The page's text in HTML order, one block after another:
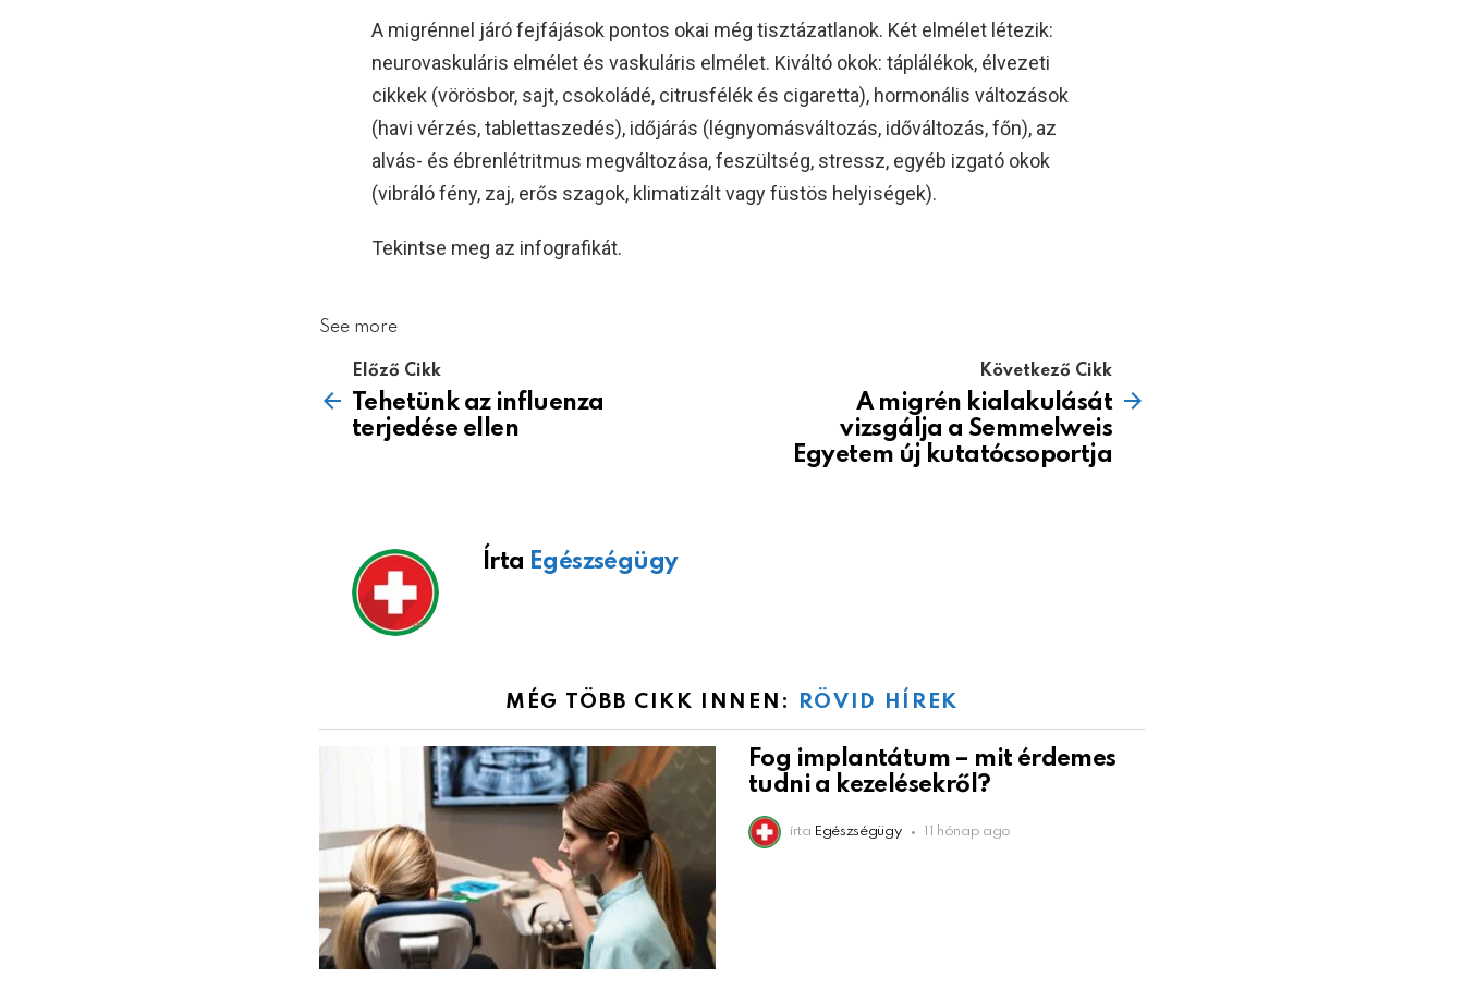
A migrénnel járó fejfájások pontos okai még tisztázatlanok. Két elmélet létezik:
neurovaskuláris elmélet és vaskuláris elmélet. Kiváltó okok: táplálékok, élvezeti
cikkek (vörösbor, sajt, csokoládé, citrusfélék és cigaretta), hormonális változások
(havi vérzés, tablettaszedés), időjárás (légnyomásváltozás, időváltozás, főn), az
alvás- és ébrenlétritmus megváltozása, feszültség, stressz, egyéb izgató okok
(vibráló fény, zaj, erős szagok, klimatizált vagy füstös helyiségek).
Tekintse meg az infografikát.
See more
Előző Cikk
Tehetünk az influenza
terjedése ellen
Következő Cikk
A migrén kialakulását
vizsgálja a Semmelweis
Egyetem új kutatócsoportja
Írta Egészségügy
MÉG TÖBB CIKK INNEN: RÖVID HÍREK
Fog implantátum – mit érdemes
tudni a kezelésekről?
írta Egészségügy 11 hónap ago